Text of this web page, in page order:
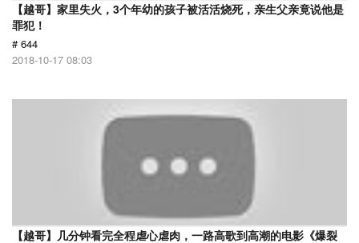
【越哥】家里失火，3个年幼的孩子被活活烧死，亲生父亲竟说他是
罪犯！
# 644
2018-10-17 08:03
【越哥】几分钟看完全程虐心虐肉，一路高歌到高潮的电影《爆裂